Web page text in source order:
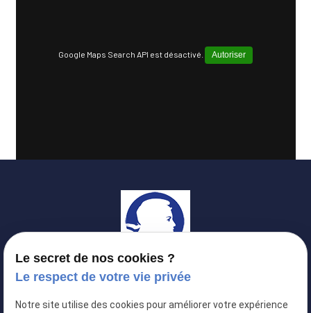
Google Maps Search API est désactivé. Autoriser
Huissier 06
Huissier de justice à
Le secret de nos cookies ?
Le respect de votre vie privée
Notre site utilise des cookies pour améliorer votre expérience